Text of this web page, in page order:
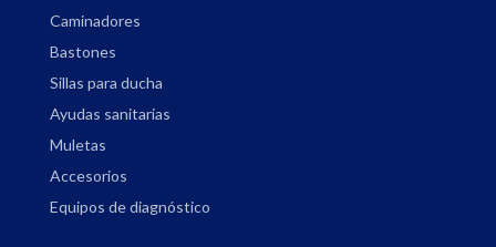
Caminadores
Bastones
Sillas para ducha
Ayudas sanitarias
Muletas
Accesorios
Equipos de diagnóstico